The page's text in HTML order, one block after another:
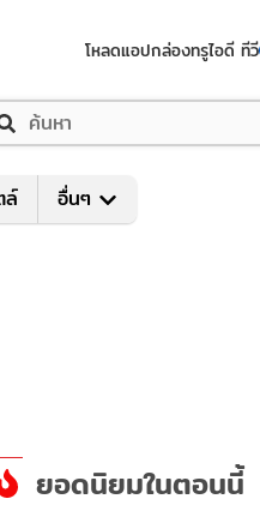
โหลดแอปกล่องทรูไอดี ทีวี
ล์ อื่นๆ
ยอดนิยมในตอนนี้